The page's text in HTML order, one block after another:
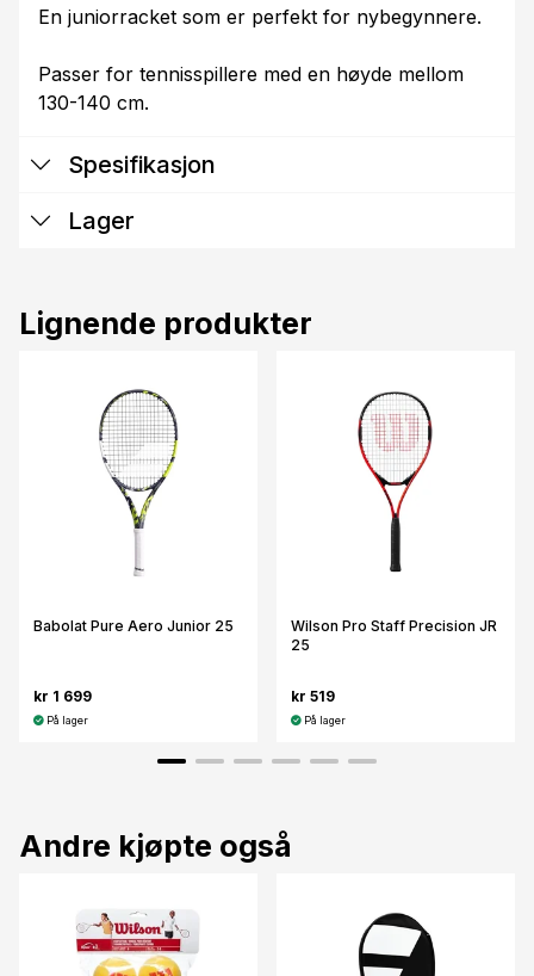
En juniorracket som er perfekt for nybegynnere.
Passer for tennisspillere med en høyde mellom
130-140 cm.
Spesifikasjon
Lager
Lignende produkter
Babolat Pure Aero Junior 25
kr 1 699
På lager
Wilson Pro Staff Precision JR
25
kr 519
På lager
Andre kjøpte også